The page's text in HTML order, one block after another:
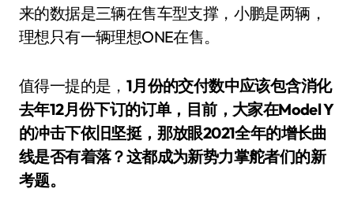
来的数据是三辆在售车型支撑，小鹏是两辆，
理想只有一辆理想ONE在售。
值得一提的是， 1月份的交付数中应该包含消化
去年12月份下订的订单，目前，大家在Model Y
的冲击下依旧坚挺，那放眼2021全年的增长曲
线是否有着落？这都成为新势力掌舵者们的新
考题。